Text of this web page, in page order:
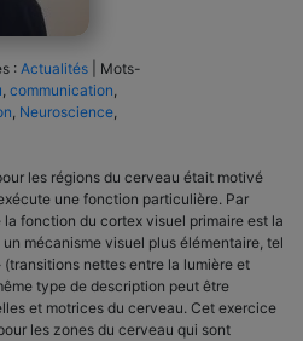
:Actualités
Mots-
, communication,
, Neuroscience,
les régions du cerveau était motivé
une fonction particulière. Par
fonction du cortex visuel primaire est la
mécanisme visuel plus élémentaire, tel
nettes entre la lumière et
type de description peut être
et motrices du cerveau. Cet exercice
les zones du cerveau qui sont